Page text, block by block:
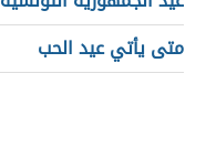
متى يأتي عيد الحب